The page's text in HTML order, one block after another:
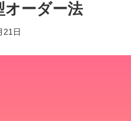
オーダー法
21日